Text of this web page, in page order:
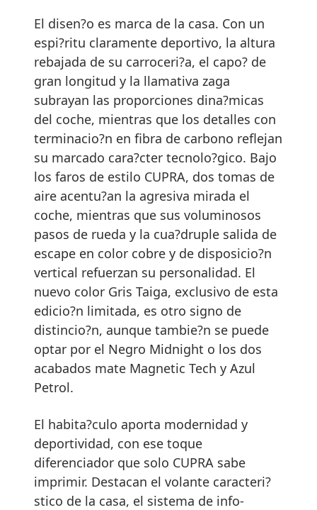
El disen?o es marca de la casa. Con un
espi?ritu claramente deportivo, la altura
rebajada de su carroceri?a, el capo? de
gran longitud y la llamativa zaga
subrayan las proporciones dina?micas
del coche, mientras que los detalles con
terminacio?n en fibra de carbono reflejan
su marcado cara?cter tecnolo?gico. Bajo
los faros de estilo CUPRA, dos tomas de
aire acentu?an la agresiva mirada el
coche, mientras que sus voluminosos
pasos de rueda y la cua?druple salida de
escape en color cobre y de disposicio?n
vertical refuerzan su personalidad. El
nuevo color Gris Taiga, exclusivo de esta
edicio?n limitada, es otro signo de
distincio?n, aunque tambie?n se puede
optar por el Negro Midnight o los dos
acabados mate Magnetic Tech y Azul
Petrol.
El habita?culo aporta modernidad y
deportividad, con ese toque
diferenciador que solo CUPRA sabe
imprimir. Destacan el volante caracteri?
stico de la casa, el sistema de info-